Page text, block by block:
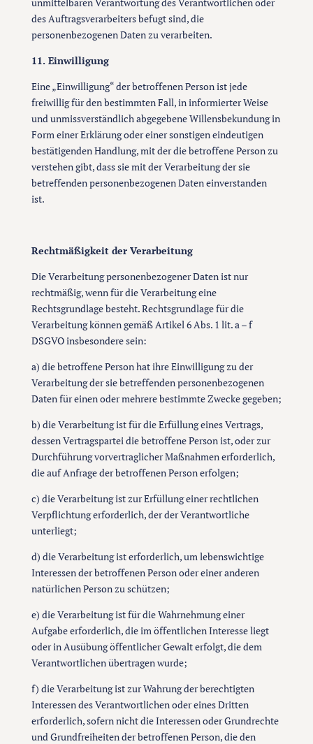
des Auftragsverarbeiters befugt sind, die
personenbezogenen Daten zu verarbeiten.
11. Einwilligung
Eine „Einwilligung“ der betroffenen Person ist jede
freiwillig für den bestimmten Fall, in informierter Weise
und unmissverständlich abgegebene Willensbekundung in
Form einer Erklärung oder einer sonstigen eindeutigen
bestätigenden Handlung, mit der die betroffene Person zu
verstehen gibt, dass sie mit der Verarbeitung der sie
betreffenden personenbezogenen Daten einverstanden
ist.
Rechtmäßigkeit der Verarbeitung
Die Verarbeitung personenbezogener Daten ist nur
rechtmäßig, wenn für die Verarbeitung eine
Rechtsgrundlage besteht. Rechtsgrundlage für die
Verarbeitung können gemäß Artikel 6 Abs. 1 lit. a – f
DSGVO insbesondere sein:
a) die betroffene Person hat ihre Einwilligung zu der
Verarbeitung der sie betreffenden personenbezogenen
Daten für einen oder mehrere bestimmte Zwecke gegeben;
b) die Verarbeitung ist für die Erfüllung eines Vertrags,
dessen Vertragspartei die betroffene Person ist, oder zur
Durchführung vorvertraglicher Maßnahmen erforderlich,
die auf Anfrage der betroffenen Person erfolgen;
c) die Verarbeitung ist zur Erfüllung einer rechtlichen
Verpflichtung erforderlich, der der Verantwortliche
unterliegt;
d) die Verarbeitung ist erforderlich, um lebenswichtige
Interessen der betroffenen Person oder einer anderen
natürlichen Person zu schützen;
e) die Verarbeitung ist für die Wahrnehmung einer
Aufgabe erforderlich, die im öffentlichen Interesse liegt
oder in Ausübung öffentlicher Gewalt erfolgt, die dem
Verantwortlichen übertragen wurde;
f) die Verarbeitung ist zur Wahrung der berechtigten
Interessen des Verantwortlichen oder eines Dritten
erforderlich, sofern nicht die Interessen oder Grundrechte
und Grundfreiheiten der betroffenen Person, die den